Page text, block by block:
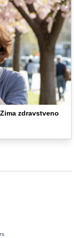
zdravstveno